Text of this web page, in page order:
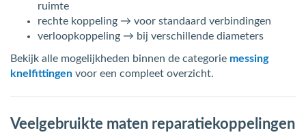
ruimte
rechte koppeling → voor standaard verbindingen
verloopkoppeling → bij verschillende diameters
Bekijk alle mogelijkheden binnen de categorie messing
knelfittingen voor een compleet overzicht.
Veelgebruikte maten reparatiekoppelingen